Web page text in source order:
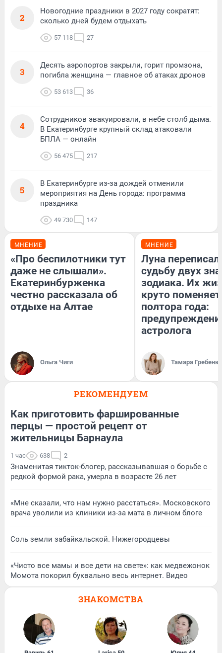
2
Новогодние праздники в 2027 году сократят:
сколько дней будем отдыхать
57 118 27
3
Десять аэропортов закрыли, горит промзона,
погибла женщина — главное об атаках дронов
53 613 36
4
Сотрудников эвакуировали, в небе столб дыма.
В Екатеринбурге крупный склад атаковали
БПЛА — онлайн
56 475 217
5
В Екатеринбурге из-за дождей отменили
мероприятия на День города: программа
праздника
49 730 147
МНЕНИЕ
«Про беспилотники тут
даже не слышали».
Екатеринбурженка
честно рассказала об
отдыхе на Алтае
Ольга Чиги
МНЕНИЕ
Луна
судьбу двух
зодиака. Их
круто
полтора года:
астролога
Тамара
РЕКОМЕНДУЕМ
Как приготовить фаршированные
перцы — простой рецепт от
жительницы Барнаула
1 час 638 2
Знаменитая тикток-блогер, рассказывавшая о борьбе с
редкой формой рака, умерла в возрасте 26 лет
«Мне сказали, что нам нужно расстаться». Московского
врача уволили из клиники из-за мата в личном блоге
Соль земли забайкальской. Нижегородцевы
«Чисто все мамы и все дети на свете»: как медвежонок
Момота покорил буквально весь интернет. Видео
ЗНАКОМСТВА